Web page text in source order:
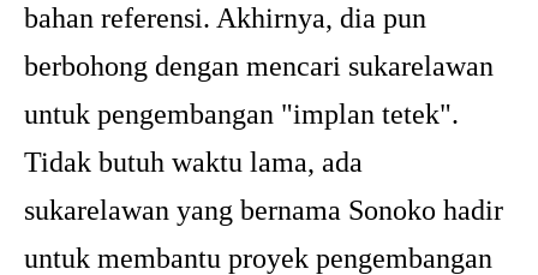
bahan referensi. Akhirnya, dia pun
berbohong dengan mencari sukarelawan
untuk pengembangan "implan tetek".
Tidak butuh waktu lama, ada
sukarelawan yang bernama Sonoko hadir
untuk membantu proyek pengembangan